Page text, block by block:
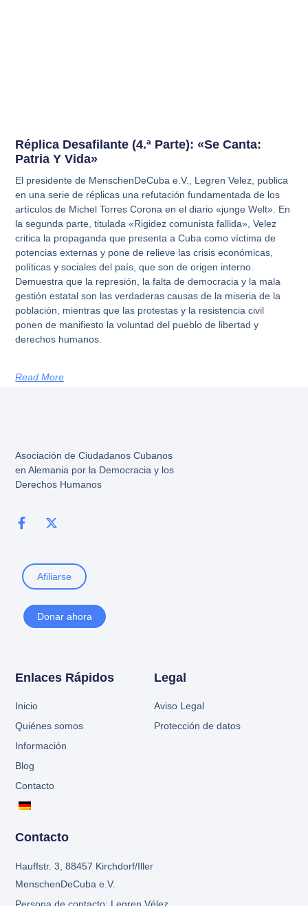
Réplica Desafilante (4.ª Parte): «Se Canta:
Patria Y Vida»
El presidente de MenschenDeCuba e.V., Legren Velez, publica
en una serie de réplicas una refutación fundamentada de los
artículos de Michel Torres Corona en el diario «junge Welt». En
la segunda parte, titulada «Rigidez comunista fallida», Velez
critica la propaganda que presenta a Cuba como víctima de
potencias externas y pone de relieve las crisis económicas,
políticas y sociales del país, que son de origen interno.
Demuestra que la represión, la falta de democracia y la mala
gestión estatal son las verdaderas causas de la miseria de la
población, mientras que las protestas y la resistencia civil
ponen de manifiesto la voluntad del pueblo de libertad y
derechos humanos.
Read More
Asociación de Ciudadanos Cubanos
en Alemania por la Democracia y los
Derechos Humanos
Afiliarse
Donar ahora
Enlaces Rápidos
Inicio
Quiénes somos
Información
Blog
Contacto
Legal
Aviso Legal
Protección de datos
Contacto
Hauffstr. 3, 88457 Kirchdorf/Iller
MenschenDeCuba e.V.